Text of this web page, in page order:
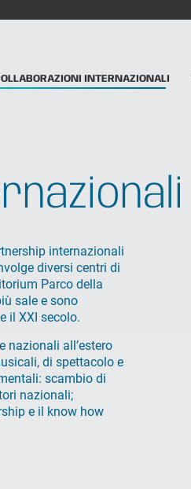
INTERNAZIONALI
internazionali
diversi centri di
Parco della
sale e sono
il XXI secolo.
nazionali all’estero
di spettacolo e
scambio di
nazionali;
e il know how